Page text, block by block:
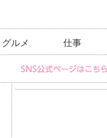
グルメ 仕事